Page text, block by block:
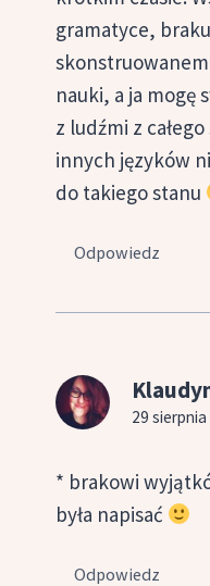
gramatyce,
nauki, a ja mogę
z ludźmi z
innych języków
do takiego stanu
Odpowiedz
29
* brakowi
była napisać
Odpowiedz